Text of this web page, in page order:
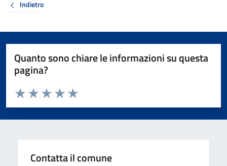
Indietro
Quanto sono chiare le informazioni su questa
pagina?
Valuta da 1 a 5 stelle la pagina
Valuta 5 stelle su 5
Valuta 4 stelle su 5
Valuta 3 stelle su 5
Valuta 2 stelle su 5
Valuta 1 stelle su 5
Contatta il comune